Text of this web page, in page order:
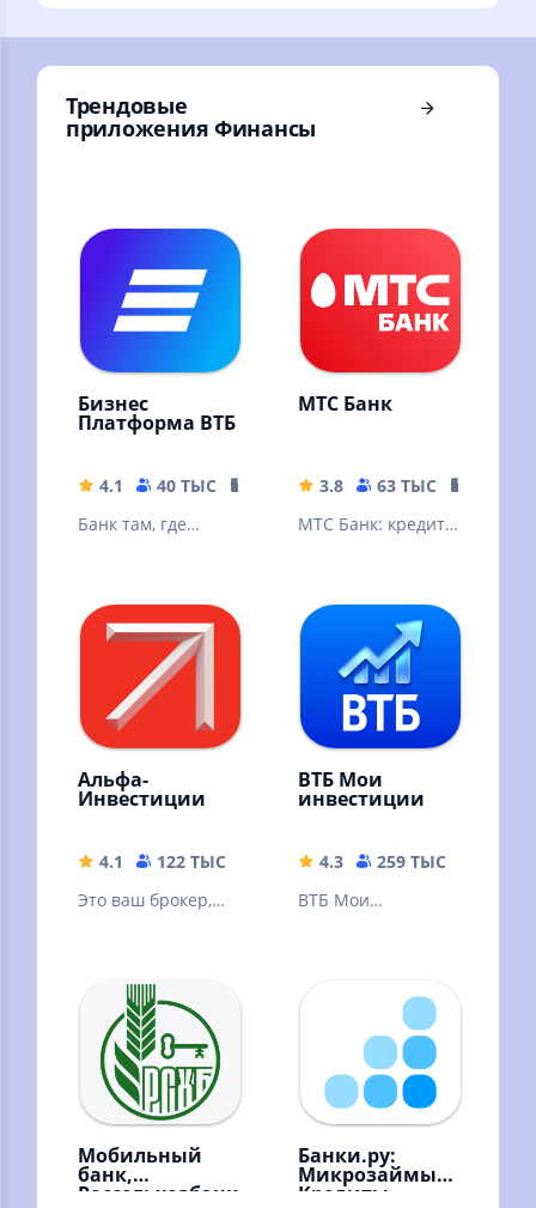
переводы.
Трендовые
приложения Финансы
Бизнес
Платформа ВТБ
4.1 40 ТЫС
334.92 MB
Банк там, где
МТС Банк
3.8 63 ТЫС
МТС Банк: кредит,
быстрые платежи,
переводы.
Альфа-
Инвестиции
4.1 122 ТЫС
146.91 MB
Это ваш брокер,
облигации, ЦФА,
фонды, валюту
ВТБ Мои
инвестиции
4.3 259 ТЫС
ВТБ Мои
торговле на бирже
в смартфоне
Мобильный
банк,
Россельхозбанк
Банки.ру:
Микрозаймы,
Кредиты